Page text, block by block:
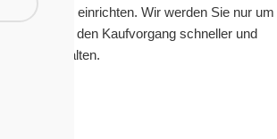
für Sie einrichten. Wir werden Sie nur um
sind, um den Kaufvorgang schneller und
zu gestalten.